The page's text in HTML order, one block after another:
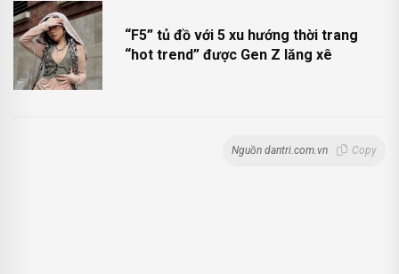
“F5” tủ đồ với 5 xu hướng thời trang
“hot trend” được Gen Z lăng xê
Nguồn dantri.com.vn Copy